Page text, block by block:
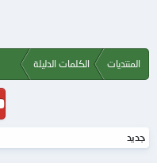
المنتديات الكلمات الدليلة
جديد